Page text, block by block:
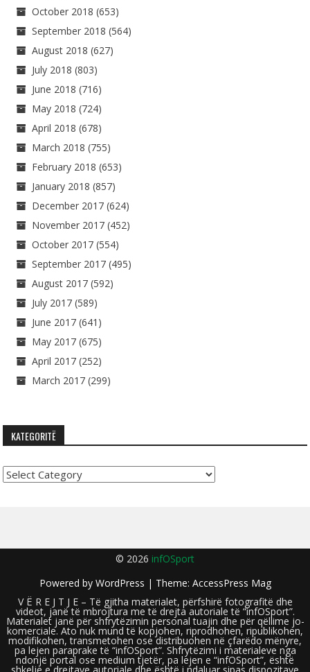
October 2018 (653)
September 2018 (564)
August 2018 (627)
July 2018 (803)
June 2018 (716)
May 2018 (724)
April 2018 (678)
March 2018 (755)
February 2018 (653)
January 2018 (857)
December 2017 (624)
November 2017 (452)
October 2017 (554)
September 2017 (495)
August 2017 (592)
July 2017 (589)
June 2017 (641)
May 2017 (675)
April 2017 (252)
March 2017 (299)
KATEGORITË
Kategoritë
© 2026 infOSport
Powered by WordPress | Theme: AccessPress Mag
V Ë R E J T J E – Të gjitha materialet, përfshirë fotografitë dhe
videot, janë të mbrojtura me të drejta autoriale të “infOSport”.
Materialet janë për shfrytëzimin personal tuajin dhe për qëllime jo-
komerciale. Ato nuk mund të kopjohen, riprodhohen, ripublikohen,
modifikohen, transmetohen ose distribuohen në çfarëdo mënyre,
pa lejen paraprake të “infOSport”. Shfrytëzimi i materialeve nga
ndonjë portal ose medium tjetër, pa lejen e “infOSport”, është
shkelje e drejtave autoriale dhe është i ndaluar sipas dispozitave